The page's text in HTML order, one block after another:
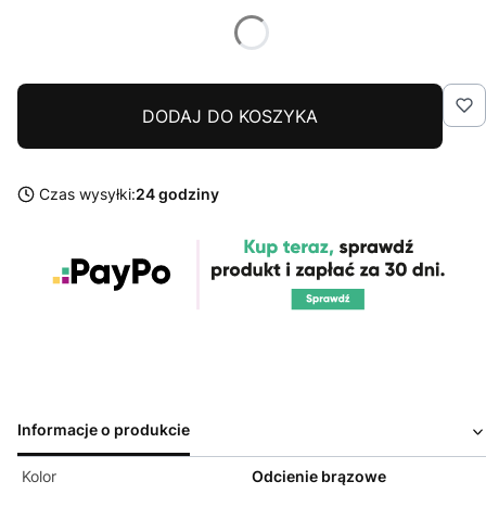
DODAJ DO KOSZYKA
Czas wysyłki:24 godziny
Informacje o produkcie
Kolor Odcienie brązowe